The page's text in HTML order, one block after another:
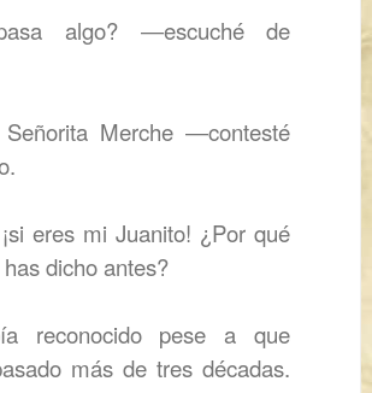
algo? ―escuché de
Señorita Merche―contesté
eres mi Juanito! ¿Por qué
dicho antes?
reconocido pese a que
más de tres décadas.